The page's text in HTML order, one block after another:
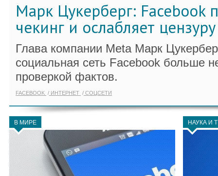
Марк Цукерберг: Facebook
чекинг и ослабляет цензуру
Глава компании Meta Марк
социальная сеть Facebook больше
проверкой фактов.
FACEBOOK ИНТЕРНЕТ СОЦСЕТИ
В МИРЕ НАУКА И